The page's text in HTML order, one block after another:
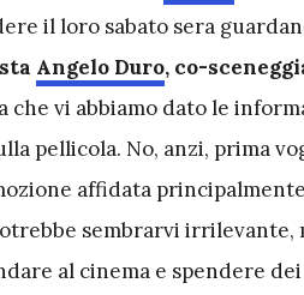
il loro sabato sera
Angelo Duro, co-
che vi abbiamo dato le
pellicola. No, anzi, prima
affidata
sembrarvi irrilevante,
al cinema e spendere